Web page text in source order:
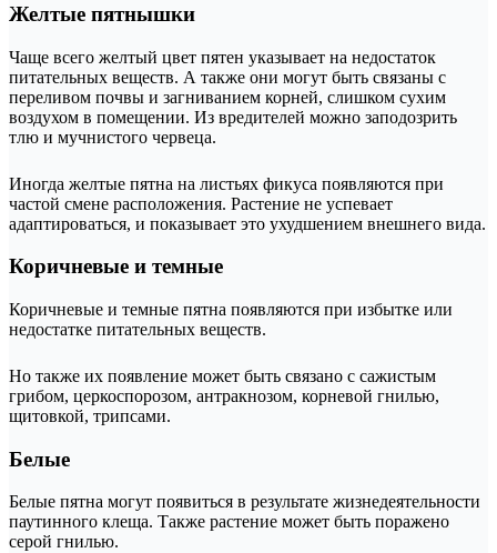
Желтые пятнышки
Чаще всего желтый цвет пятен указывает на недостаток
питательных веществ. А также они могут быть связаны с
переливом почвы и загниванием корней, слишком сухим
воздухом в помещении. Из вредителей можно заподозрить
тлю и мучнистого червеца.
Иногда желтые пятна на листьях фикуса появляются при
частой смене расположения. Растение не успевает
адаптироваться, и показывает это ухудшением внешнего вида.
Коричневые и темные
Коричневые и темные пятна появляются при избытке или
недостатке питательных веществ.
Но также их появление может быть связано с сажистым
грибом, церкоспорозом, антракнозом, корневой гнилью,
щитовкой, трипсами.
Белые
Белые пятна могут появиться в результате жизнедеятельности
паутинного клеща. Также растение может быть поражено
серой гнилью.